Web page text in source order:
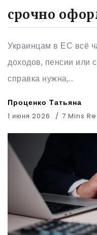
срочно
Украинцам в ЕС всё
доходов, пенсии или
справка нужна,...
Проценко Татьяна
1 июня 2026 7 Mins